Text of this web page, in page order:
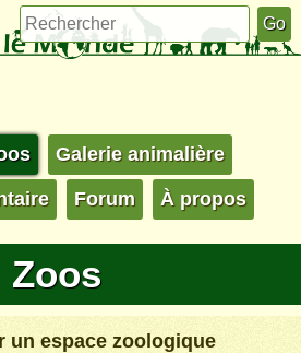
Galerie animalière
Forum À propos
Zoos
un espace zoologique